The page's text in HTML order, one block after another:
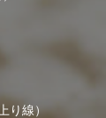
り線）